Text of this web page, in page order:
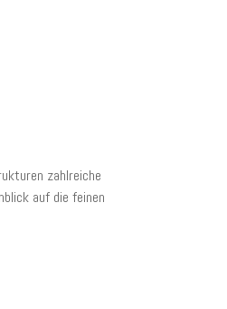
zahlreiche
auf die feinen